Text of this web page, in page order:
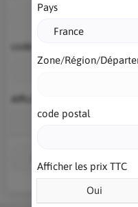
code postal
Pays
Zone/Région/
code postal
Afficher les prix TTC
Oui